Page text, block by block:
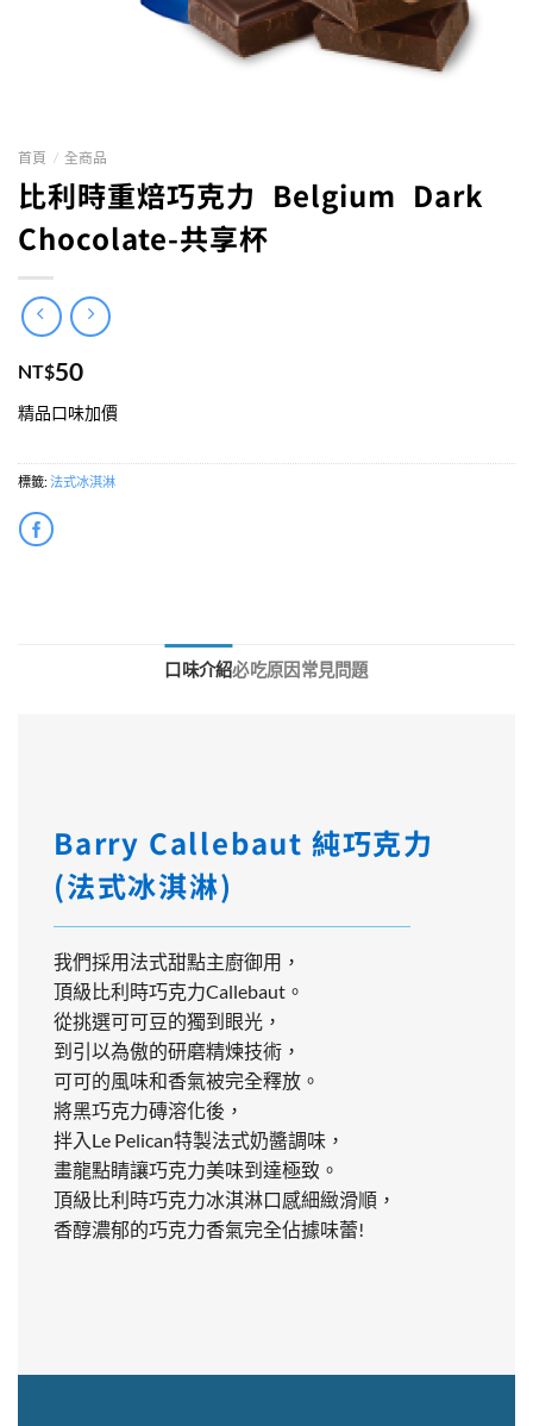
首頁 / 全商品
比利時重焙巧克力 Belgium Dark
Chocolate-共享杯
NT$50
精品口味加價
標籤: 法式冰淇淋
口味介紹必吃原因常見問題
Barry Callebaut 純巧克力
(法式冰淇淋)
我們採用法式甜點主廚御用，
頂級比利時巧克力Callebaut。
從挑選可可豆的獨到眼光，
到引以為傲的研磨精煉技術，
可可的風味和香氣被完全釋放。
將黑巧克力磚溶化後，
拌入Le Pelican特製法式奶醬調味，
畫龍點睛讓巧克力美味到達極致。
頂級比利時巧克力冰淇淋口感細緻滑順，
香醇濃郁的巧克力香氣完全佔據味蕾!